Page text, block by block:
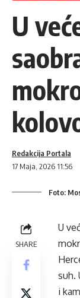
U
17 Maja, 2026 11:56
Redakcija Portala
Foto:
SHARE
U
suh.
i